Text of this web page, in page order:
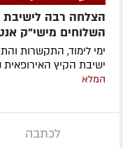
הצלחה רבה לישיבת
השלוחים מישי"ק
ימי לימוד, התקשרות
ישיבת הקיץ
המלא
לכתבה